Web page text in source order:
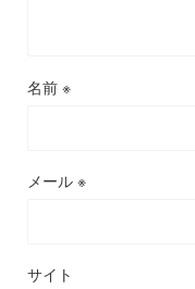
名前 ※
メール ※
サイト